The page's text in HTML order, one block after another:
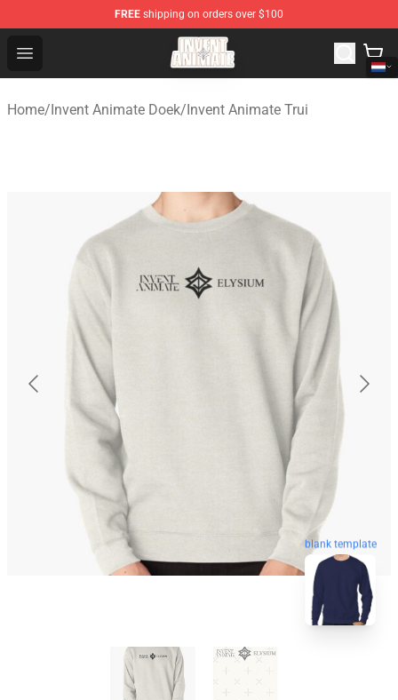
FREE shipping on orders over $100
Open menu
Invent Animate Shop - Official Invent Animate
Home/Invent Animate Doek/Invent Animate Trui
blank template